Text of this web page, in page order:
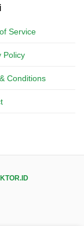
Service
Policy
Conditions